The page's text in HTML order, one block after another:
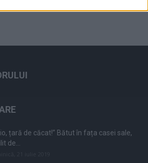
țară de căcat!” Bătut în fața casei sale,
de...